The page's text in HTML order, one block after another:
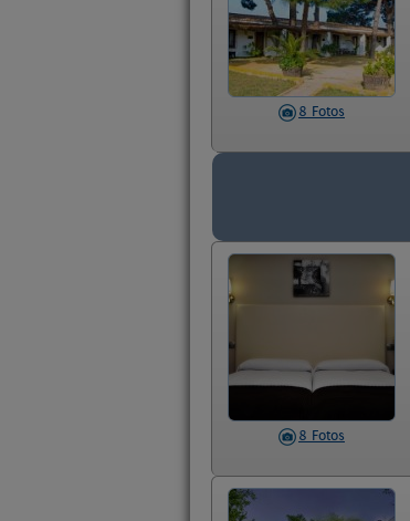
8 Fotos
8 Fotos